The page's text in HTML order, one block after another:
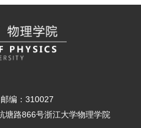
邮编：310027
塘路866号浙江大学物理学院